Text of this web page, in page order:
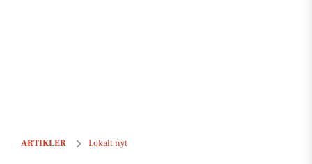
ARTIKLER Lokalt nyt
Mød dine naboer - bliv portrætteret på VORES